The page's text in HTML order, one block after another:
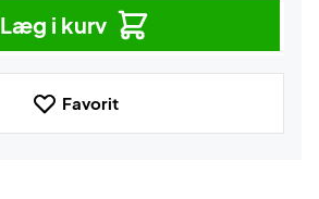
Læg i kurv
Favorit